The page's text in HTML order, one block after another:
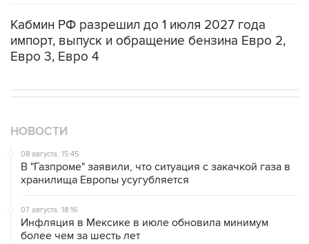
Кабмин РФ разрешил до 1 июля 2027 года
импорт, выпуск и обращение бензина Евро 2,
Евро 3, Евро 4
НОВОСТИ
08 августа, 15:45
В "Газпроме" заявили, что ситуация с закачкой газа в
хранилища Европы усугубляется
07 августа, 18:16
Инфляция в Мексике в июле обновила минимум
более чем за шесть лет